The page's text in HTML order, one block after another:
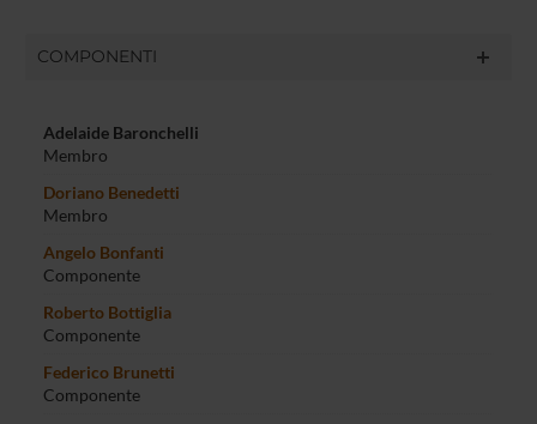
COMPONENTI
Adelaide Baronchelli
Membro
Doriano Benedetti
Membro
Angelo Bonfanti
Componente
Roberto Bottiglia
Componente
Federico Brunetti
Componente